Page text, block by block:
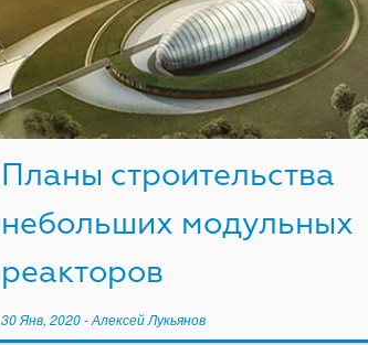
Планы строительства
небольших модульных
реакторов
30 Янв, 2020-Алексей Лукьянов